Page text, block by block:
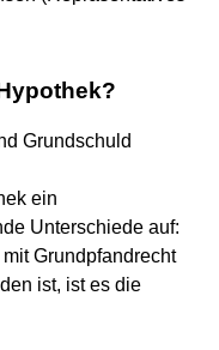
Grundschuld
ein
Unterschiede auf:
Grundpfandrecht
ist, ist es die